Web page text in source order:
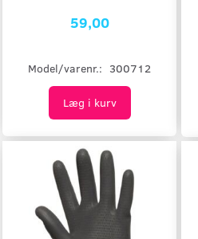
59,00
Model/varenr.: 300712
Læg i kurv